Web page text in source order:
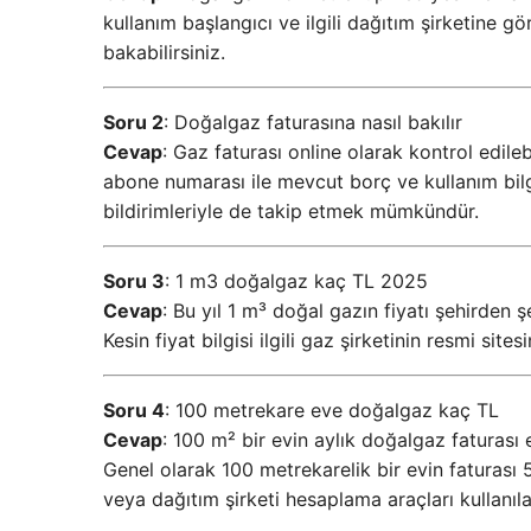
kullanım başlangıcı ve ilgili dağıtım şirketine
bakabilirsiniz.
Soru 2: Doğalgaz faturasına nasıl bakılır
Cevap: Gaz faturası online olarak kontrol
abone numarası ile mevcut borç ve kullanım
bildirimleriyle de takip etmek mümkündür.
Soru 3: 1 m3 doğalgaz kaç TL 2025
Cevap: Bu yıl 1 m³ doğal gazın fiyatı
Kesin fiyat bilgisi ilgili gaz şirketinin resmi
Soru 4: 100 metrekare eve doğalgaz kaç TL
Cevap: 100 m² bir evin aylık doğalgaz faturası
Genel olarak 100 metrekarelik bir evin
veya dağıtım şirketi hesaplama araçları